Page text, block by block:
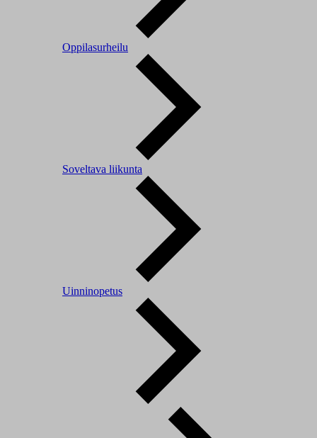
Oppilasurheilu
Soveltava liikunta
Uinninopetus